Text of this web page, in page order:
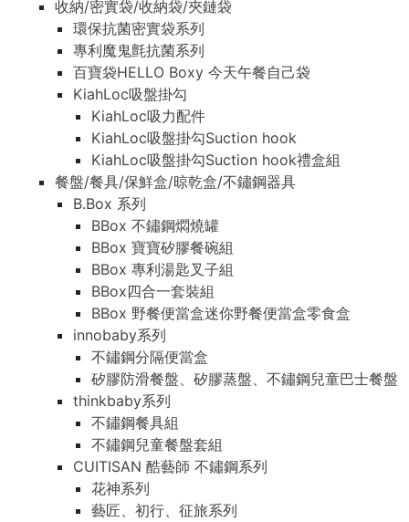
收納/密實袋/收納袋/夾鏈袋
環保抗菌密實袋系列
專利魔鬼氈抗菌系列
百寶袋HELLO Boxy 今天午餐自己袋
KiahLoc吸盤掛勾
KiahLoc吸力配件
KiahLoc吸盤掛勾Suction hook
KiahLoc吸盤掛勾Suction hook禮盒組
餐盤/餐具/保鮮盒/晾乾盒/不鏽鋼器具
B.Box 系列
BBox 不鏽鋼燜燒罐
BBox 寶寶矽膠餐碗組
BBox 專利湯匙叉子組
BBox四合一套裝組
BBox 野餐便當盒迷你野餐便當盒零食盒
innobaby系列
不鏽鋼分隔便當盒
矽膠防滑餐盤、矽膠蒸盤、不鏽鋼兒童巴士餐盤
thinkbaby系列
不鏽鋼餐具組
不鏽鋼兒童餐盤套組
CUITISAN 酷藝師 不鏽鋼系列
花神系列
藝匠、初行、征旅系列